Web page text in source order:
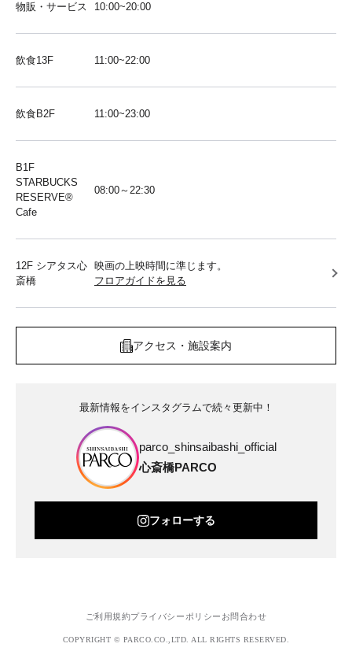
物販・サービス 10:00~20:00
飲食13F 11:00~22:00
飲食B2F 11:00~23:00
B1F
STARBUCKS
RESERVE®︎
Cafe
08:00～22:30
12F シアタス心
斎橋
映画の上映時間に準じます。
フロアガイドを見る
アクセス・施設案内
最新情報をインスタグラムで続々更新中！
parco_shinsaibashi_official
心斎橋PARCO
フォローする
ご利用規約プライバシーポリシー お問合わせ
COPYRIGHT © PARCO.CO.,LTD. ALL RIGHTS RESERVED.